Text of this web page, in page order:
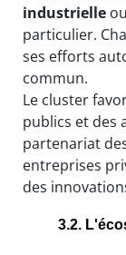
industrielle
particulier.
ses efforts
commun.
Le cluster
publics et des
partenariat
entreprises
des
3.2.